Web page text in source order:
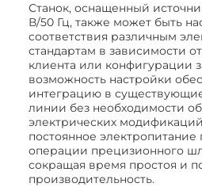
Станок, оснащенный
В/50 Гц, также может быть
соответствия различным
стандартам в зависимости
клиента или конфигурации
возможность настройки
интеграцию в
линии без необходимости
электрических
постоянное
операции прецизионного
сокращая время простоя и
производительность.